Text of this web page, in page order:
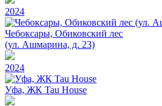
2024
Чебоксары, Обиковский лес
(ул. Ашмарина, д. 23)
2024
Уфа, ЖК Tau House